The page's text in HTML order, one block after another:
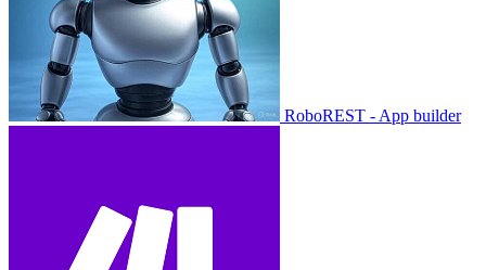
RoboREST - App builder